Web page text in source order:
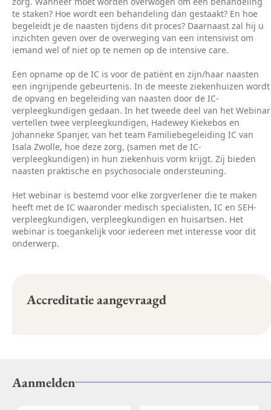
te staken? Hoe wordt een behandeling dan gestaakt? En hoe
begeleidt je de naasten tijdens dit proces? Daarnaast zal hij u
inzichten geven over de overweging van een intensivist om
iemand wel of niet op te nemen op de intensive care.
Een opname op de IC is voor de patiënt en zijn/haar naasten
een ingrijpende gebeurtenis. In de meeste ziekenhuizen wordt
de opvang en begeleiding van naasten door de IC-
verpleegkundigen gedaan. In het tweede deel van het Webinar
vertellen twee verpleegkundigen, Hadewey Kiekebos en
Johanneke Spanjer, van het team Familiebegeleiding IC van
Isala Zwolle, hoe deze zorg, (samen met de IC-
verpleegkundigen) in hun ziekenhuis vorm krijgt. Zij bieden
naasten praktische en psychosociale ondersteuning.
Het webinar is bestemd voor elke zorgverlener die te maken
heeft met de IC waaronder medisch specialisten, IC en SEH-
verpleegkundigen, verpleegkundigen en huisartsen. Het
webinar is toegankelijk voor iedereen met interesse voor dit
onderwerp.
Accreditatie aangevraagd
Aanmelden